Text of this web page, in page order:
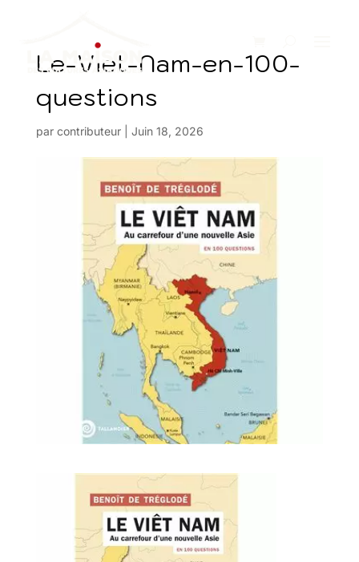
Le-Viet-Nam-en-100-
questions
par contributeur| Juin 18, 2026